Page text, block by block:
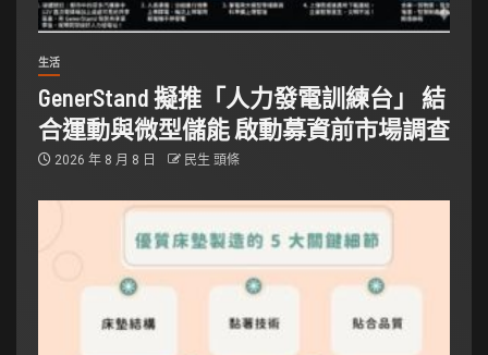
生活
GenerStand 擬推「人力發電訓練台」 結
合運動與微型儲能 啟動募資前市場調查
2026 年 8 月 8 日 民生 頭條